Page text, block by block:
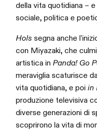
della vita quotidiana –
sociale, politica e
Hols segna anche
con Miyazaki, che
artistica in Panda! Go
meraviglia scaturisce
vita quotidiana, e poi in
produzione televisiva
diverse generazioni di
scoprirono la vita di